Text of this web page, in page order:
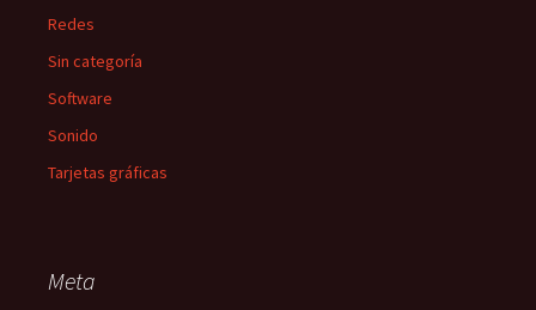
Redes
Sin categoría
Software
Sonido
Tarjetas gráficas
Meta